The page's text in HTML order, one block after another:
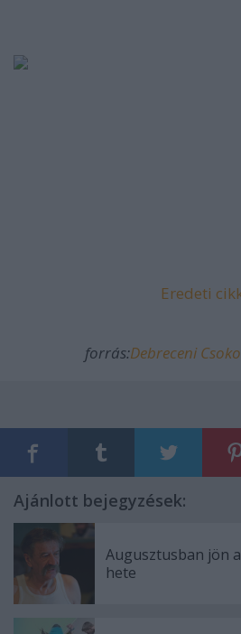
Eredeti
forrás:Debreceni
Ajánlott bejegyzések:
Augusztusban jön
hete